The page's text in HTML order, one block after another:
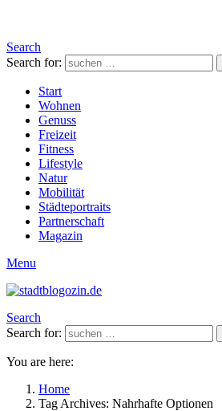
Search
Search for:
Start
Wohnen
Genuss
Freizeit
Fitness
Lifestyle
Natur
Mobilität
Städteportraits
Partnerschaft
Magazin
Menu
Search
Search for:
You are here:
Home
Tag Archives: Nahrhafte Optionen